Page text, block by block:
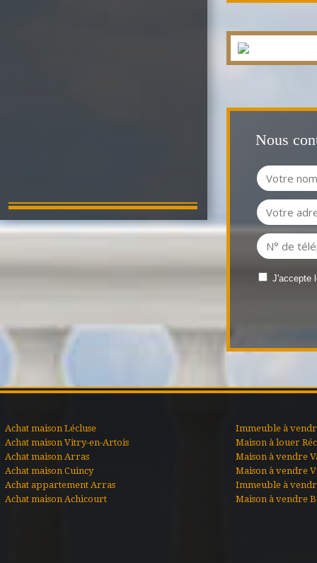
Nous
J'accepte
Achat maison Lécluse
Achat maison Vitry-en-Artois
Achat maison Arras
Achat maison Cuincy
Achat appartement Arras
Achat maison Achicourt
Immeuble à
Maison à louer
Maison à vendre
Maison à vendre
Immeuble à
Maison à vendre